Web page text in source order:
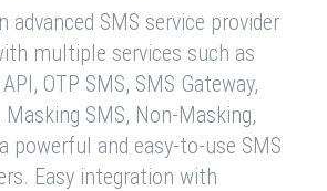
advanced SMS service provider
multiple services such as
OTP SMS, SMS Gateway,
, Masking SMS, Non-Masking,
powerful and easy-to-use SMS
Easy integration with